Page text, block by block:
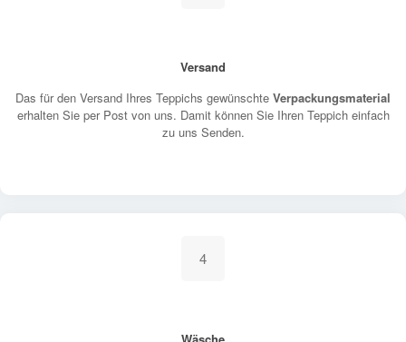
Versand
Das für den Versand Ihres Teppichs gewünschte Verpackungsmaterial
erhalten Sie per Post von uns. Damit können Sie Ihren Teppich einfach
zu uns Senden.
4
Wäsche